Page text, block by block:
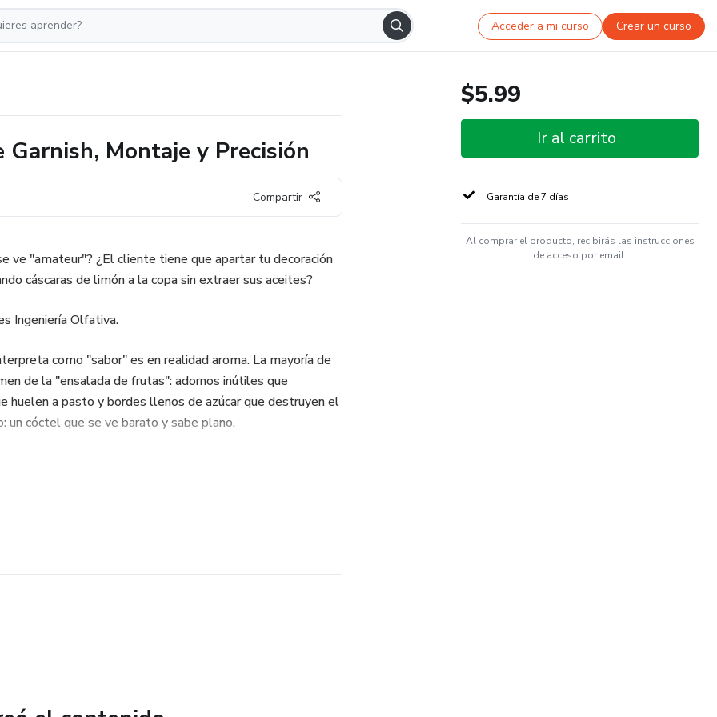
Acceder a mi curso Crear un curso
Montaje y Precisión
Compartir
ve "amateur"? ¿El cliente tiene que apartar tu decoración
cáscaras de limón a la copa sin extraer sus aceites?
Ingeniería Olfativa.
como "sabor" es en realidad aroma. La mayoría de
de la "ensalada de frutas": adornos inútiles que
huelen a pasto y bordes llenos de azúcar que destruyen el
un cóctel que se ve barato y sabe plano.
un curso de manualidades ni de tallado de frutas. Es un
los 3 cortes tácticos (Rustic Swath, Dainty Twist, The
$5.99
Ir al carrito
Garantía de 7 días
Al comprar el producto, recibirás las instrucciones
de acceso por email.